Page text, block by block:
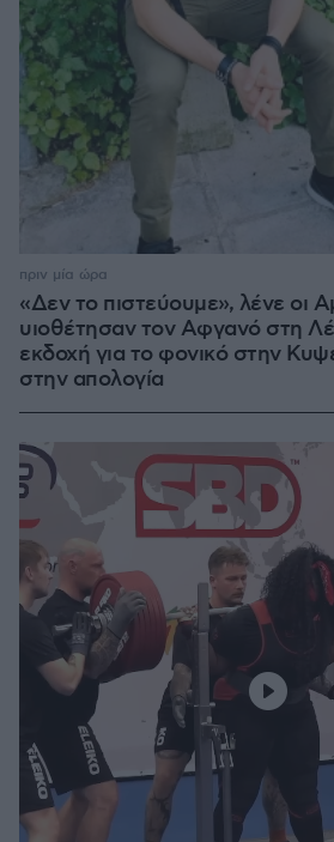
«Δεν το πιστεύουμε», λένε οι
υιοθέτησαν τον Αφγανό στη
εκδοχή για το φονικό στην
στην απολογία
πριν μία ώρα